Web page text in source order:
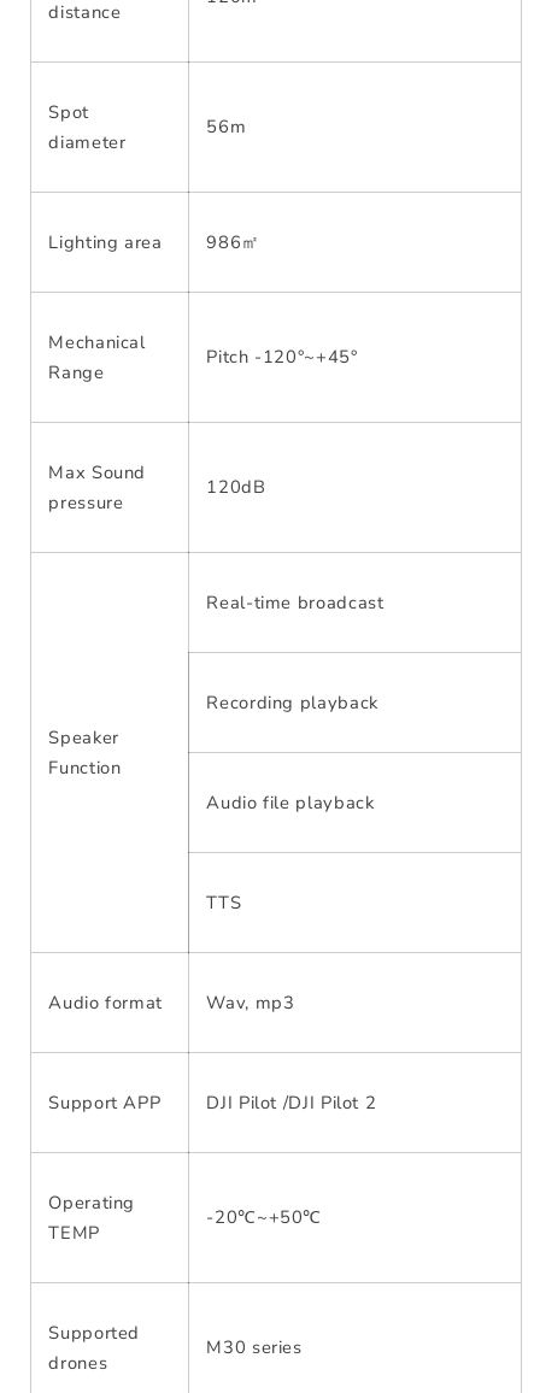
distance
Spot
diameter
56m
Lighting area 986㎡
Mechanical
Range
Pitch -120°~+45°
Max Sound
pressure
120dB
Speaker
Function
Real-time broadcast
Recording playback
Audio file playback
TTS
Audio format Wav, mp3
Support APP DJI Pilot /DJI Pilot 2
Operating
TEMP
-20℃~+50℃
Supported
drones
M30 series